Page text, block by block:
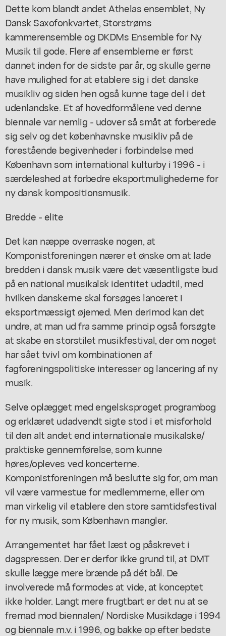
Dette kom blandt andet Athelas ensemblet, Ny
Dansk Saxofonkvartet, Storstrøms
kammerensemble og DKDMs Ensemble for Ny
Musik til gode. Flere af ensemblerne er først
dannet inden for de sidste par år, og skulle gerne
have mulighed for at etablere sig i det danske
musikliv og siden hen også kunne tage del i det
udenlandske. Et af hovedformålene ved denne
biennale var nemlig - udover så småt at forberede
sig selv og det københavnske musikliv på de
forestående begivenheder i forbindelse med
København som international kulturby i 1996 - i
særdeleshed at forbedre eksportmulighederne for
ny dansk kompositionsmusik.
Bredde - elite
Det kan næppe overraske nogen, at
Komponistforeningen nærer et ønske om at lade
bredden i dansk musik være det væsentligste bud
på en national musikalsk identitet udadtil, med
hvilken danskerne skal forsøges lanceret i
eksportmæssigt øjemed. Men derimod kan det
undre, at man ud fra samme princip også forsøgte
at skabe en storstilet musikfestival, der om noget
har sået tvivl om kombinationen af
fagforeningspolitiske interesser og lancering af ny
musik.
Selve oplægget med engelsksproget programbog
og erklæret udadvendt sigte stod i et misforhold
til den alt andet end internationale musikalske/
praktiske gennemførelse, som kunne
høres/opleves ved koncerterne.
Komponistforeningen må beslutte sig for, om man
vil være varmestue for medlemmerne, eller om
man virkelig vil etablere den store samtidsfestival
for ny musik, som København mangler.
Arrangementet har fået læst og påskrevet i
dagspressen. Der er derfor ikke grund til, at DMT
skulle lægge mere brænde på dét bål. De
involverede må formodes at vide, at konceptet
ikke holder. Langt mere frugtbart er det nu at se
fremad mod biennalen/ Nordiske Musikdage i 1994
og biennale m.v. i 1996, og bakke op efter bedste